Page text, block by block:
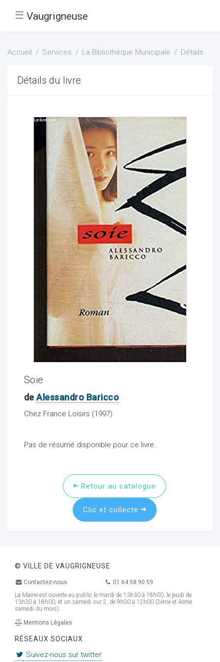
☰ Vaugrigneuse
Accueil Services La Bibliothèque Municipale Détails
Détails du livre
Soie
deAlessandro Baricco
Chez France Loisirs (1997)
Pas de résumé disponible pour ce livre.
Retour au catalogue
Clic et collecte
© VILLE DE VAUGRIGNEUSE
Contactez-nous
01 64 58 90 59
La Mairie est ouverte au public le mardi de 13h30 à 18h00, le jeudi de
13h30 à 18h00, et un samedi sur 2, de 9h00 à 12h00 (2ème et 4ème
samedi du mois).
Mentions Légales
RÉSEAUX SOCIAUX
Suivez-nous sur twitter